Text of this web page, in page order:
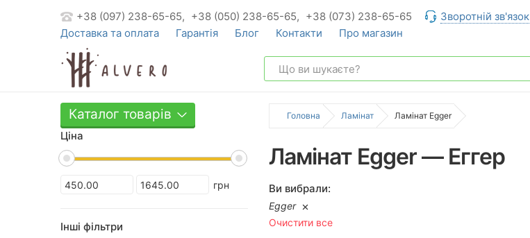
+38 (097) 238-65-65, +38 (050) 238-65-65, +38 (073) 238-65-65 Зворотній зв'язок
Доставка та оплата
Гарантія Блог Контакти Про магазин
Каталог товарів
Ціна
грн
Інші фільтри
Головна Ламінат Ламінат Egger
Ламінат Egger — Еггер
Ви вибрали:
Egger
Очистити все